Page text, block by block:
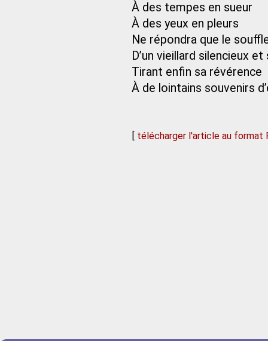
À des tempes en sueur
À des yeux en pleurs
Ne répondra que le
D’un vieillard silencieux
Tirant enfin sa révérence
À de lointains souvenirs
[ télécharger l'article au format